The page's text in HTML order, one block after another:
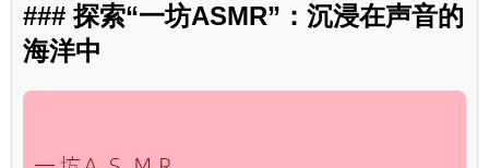
### 探索“一坊ASMR”：沉浸在声音的
海洋中